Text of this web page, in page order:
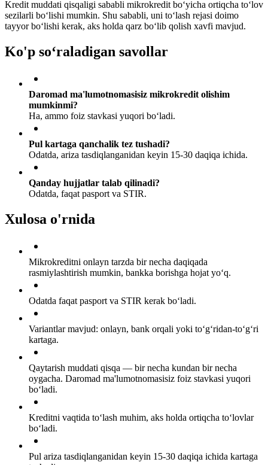
Kredit muddati qisqaligi sababli mikrokredit bo‘yicha ortiqcha to‘lov
sezilarli bo‘lishi mumkin. Shu sababli, uni to‘lash rejasi doimo
tayyor bo‘lishi kerak, aks holda qarz bo‘lib qolish xavfi mavjud.
Ko'p so‘raladigan savollar
Daromad ma'lumotnomasisiz mikrokredit olishim
mumkinmi?
Ha, ammo foiz stavkasi yuqori bo‘ladi.
Pul kartaga qanchalik tez tushadi?
Odatda, ariza tasdiqlanganidan keyin 15-30 daqiqa ichida.
Qanday hujjatlar talab qilinadi?
Odatda, faqat pasport va STIR.
Xulosa o'rnida
Mikrokreditni onlayn tarzda bir necha daqiqada
rasmiylashtirish mumkin, bankka borishga hojat yo‘q.
Odatda faqat pasport va STIR kerak bo‘ladi.
Variantlar mavjud: onlayn, bank orqali yoki to‘g‘ridan-to‘g‘ri
kartaga.
Qaytarish muddati qisqa — bir necha kundan bir necha
oygacha. Daromad ma'lumotnomasisiz foiz stavkasi yuqori
bo‘ladi.
Kreditni vaqtida to‘lash muhim, aks holda ortiqcha to‘lovlar
bo‘ladi.
Pul ariza tasdiqlanganidan keyin 15-30 daqiqa ichida kartaga